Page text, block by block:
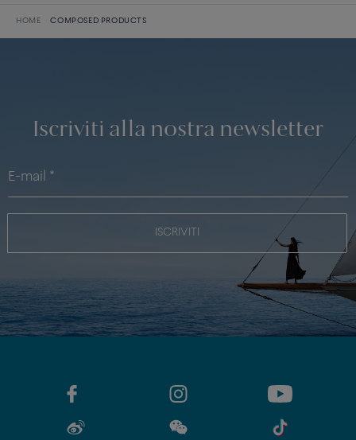
HOME COMPOSED PRODUCTS
Iscriviti alla nostra newsletter
ISCRIVITI